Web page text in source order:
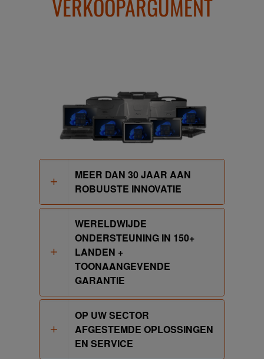
VERKOOPARGUMENT
MEER DAN 30 JAAR AAN
ROBUUSTE INNOVATIE
WERELDWIJDE
ONDERSTEUNING IN 150+
LANDEN +
TOONAANGEVENDE
GARANTIE
OP UW SECTOR
AFGESTEMDE OPLOSSINGEN
EN SERVICE